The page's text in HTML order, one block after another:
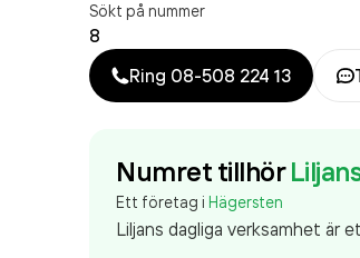
Sökt på nummer
8
Ring 08-508 224 13
Numret tillhör
Ett företag i Hägersten
Liljans dagliga verksamhet är